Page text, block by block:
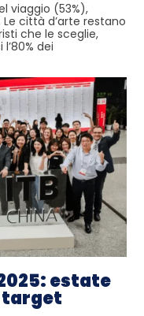
viaggio (53%),
città d’arte restano
che le sceglie,
dei
estate
target